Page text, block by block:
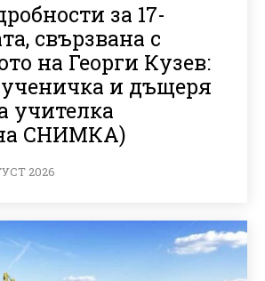
за 17-
свързвана с
на Георги Кузев:
и дъщеря
учителка
СНИМКА)
2026